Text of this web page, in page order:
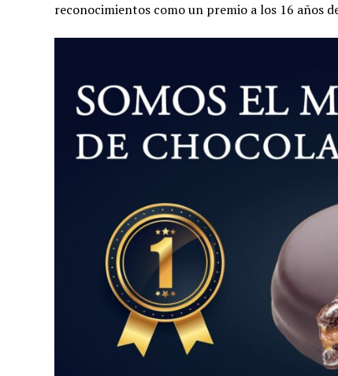
reconocimientos como un premio a los 16 años